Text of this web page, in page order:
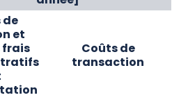
de
et
frais
Coûts de
transaction